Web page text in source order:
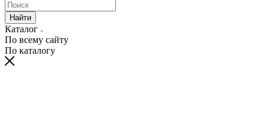
Найти
Каталог
По всему сайту
По каталогу